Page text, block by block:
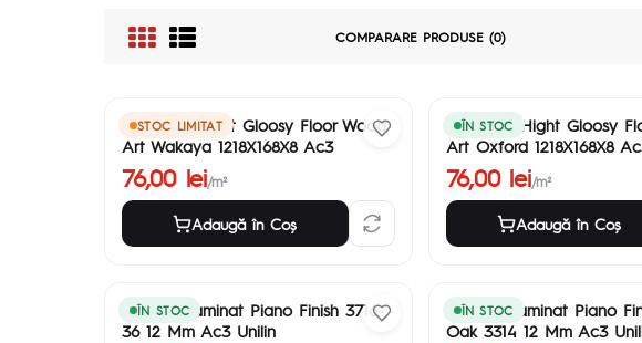
COMPARARE PRODUSE (0)
STOC LIMITAT
Laminate Hight Gloosy Floor Wood
Art Wakaya 1218X168X8 Ac3
76,00 lei/m²
Adaugă în Coş
ÎN STOC
Laminate Hight Gloosy
Art Oxford 1218X168X8
76,00 lei/m²
Adaugă în Coş
ÎN STOC
Parchet Laminat Piano Finish 3716-
36 12 Mm Ac3 Unilin
ÎN STOC
Parchet Laminat Piano
Oak 3314 12 Mm Ac3